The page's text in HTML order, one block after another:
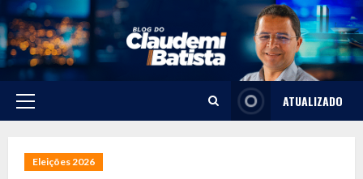
Skip
to
content
Primary
ATUALIZADO
Eleições 2026